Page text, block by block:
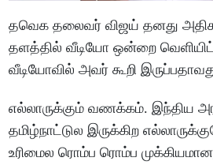
தவெக தலைவர் விஜய் தனது
தளத்தில் வீடியோ ஒன்றை
வீடியோவில் அவர் கூறி
எல்லாருக்கும் வணக்கம். இந்திய
தமிழ்நாட்டுல இருக்கிற
உரிமைல ரொம்ப ரொம்ப